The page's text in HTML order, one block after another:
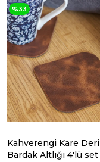
Kahverengi Kare Deri
Bardak Altlığı 4'lü set
%33